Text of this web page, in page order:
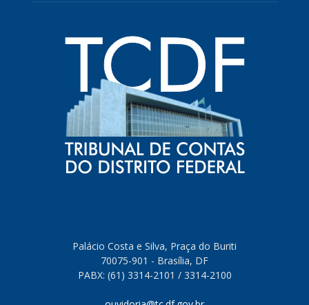
Palácio Costa e Silva, Praça do Buriti
70075-901 - Brasília, DF
PABX: (61) 3314-2101 / 3314-2100